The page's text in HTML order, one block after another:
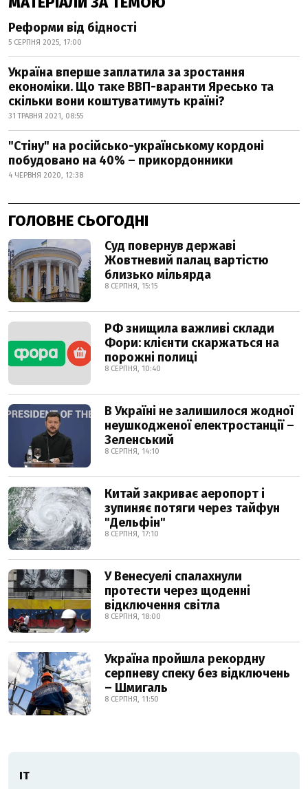
Реформи від бідності
5 СЕРПНЯ 2025, 17:00
Україна вперше заплатила за зростання
економіки. Що таке ВВП-варанти Яресько та
скільки вони коштуватимуть країні?
31 ТРАВНЯ 2021, 08:55
"Стіну" на російсько-українському кордоні
побудовано на 40% – прикордонники
4 ЧЕРВНЯ 2020, 12:38
ГОЛОВНЕ СЬОГОДНІ
Суд повернув державі
Жовтневий палац вартістю
близько мільярда
8 СЕРПНЯ, 15:15
РФ знищила важливі склади
Фори: клієнти скаржаться на
порожні полиці
8 СЕРПНЯ, 10:40
В Україні не залишилося жодної
неушкодженої електростанції –
Зеленський
8 СЕРПНЯ, 14:10
Китай закриває аеропорт і
зупиняє потяги через тайфун
"Дельфін"
8 СЕРПНЯ, 17:10
У Венесуелі спалахнули
протести через щоденні
відключення світла
8 СЕРПНЯ, 18:00
Україна пройшла рекордну
серпневу спеку без відключень
– Шмигаль
8 СЕРПНЯ, 11:50
ІТ